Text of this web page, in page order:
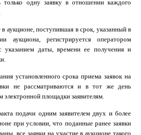
только одну заявку в отношении каждого
аукционе, поступившая в срок, указанный в
аукциона, регистрируется оператором
указанием даты, времени ее получения и
установленного срока приема заявок на
не рассматриваются и в тот же день
электронной площадки заявителям.
подачи одним заявителем двух и более
при условии, что поданные ранее заявки
все заявки на участие в аукционе такого